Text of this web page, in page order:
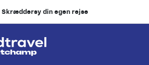
Skræddersy din egen rejse